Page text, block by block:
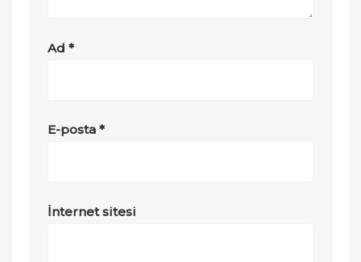
Ad*
E-posta*
İnternet sitesi